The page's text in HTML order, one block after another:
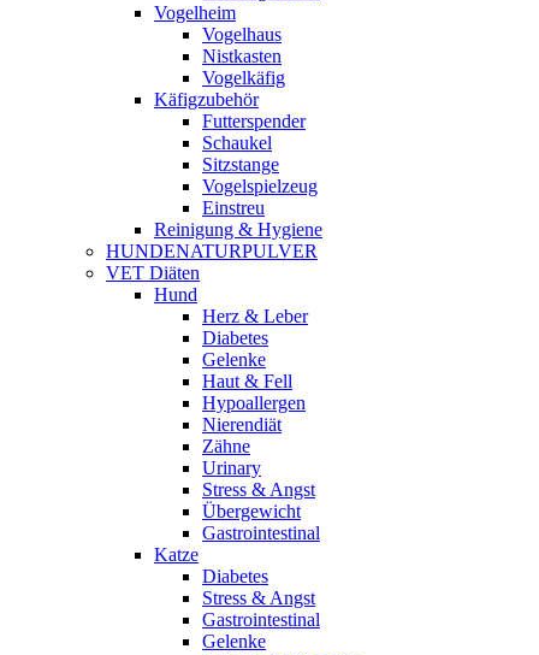
Vogelheim
Vogelhaus
Nistkasten
Vogelkäfig
Käfigzubehör
Futterspender
Schaukel
Sitzstange
Vogelspielzeug
Einstreu
Reinigung & Hygiene
HUNDENATURPULVER
VET Diäten
Hund
Herz & Leber
Diabetes
Gelenke
Haut & Fell
Hypoallergen
Nierendiät
Zähne
Urinary
Stress & Angst
Übergewicht
Gastrointestinal
Katze
Diabetes
Stress & Angst
Gastrointestinal
Gelenke